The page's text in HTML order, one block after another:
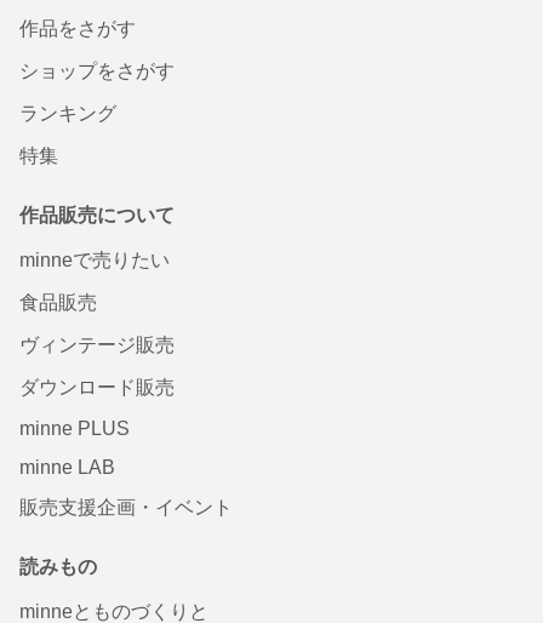
作品をさがす
ショップをさがす
ランキング
特集
作品販売について
minneで売りたい
食品販売
ヴィンテージ販売
ダウンロード販売
minne PLUS
minne LAB
販売支援企画・イベント
読みもの
minneとものづくりと